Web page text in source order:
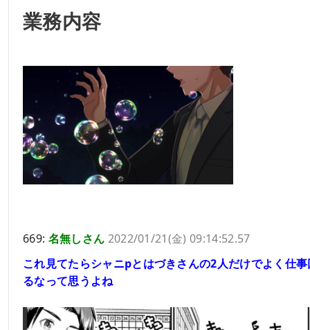
業務内容
669: 名無しさん 2022/01/21(金) 09:14:52.57
これ見てたらシャニpとはづきさんの2人だけでよく仕
るなって思うよね